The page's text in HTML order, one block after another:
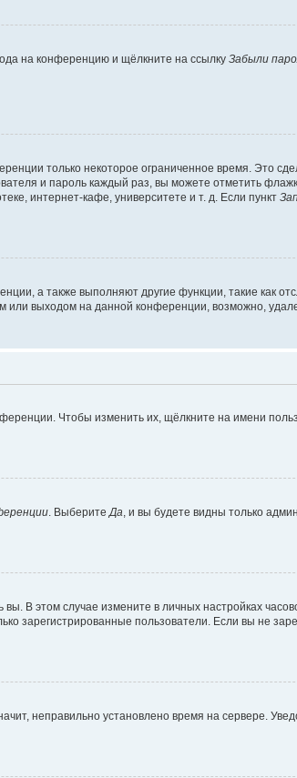
на конференцию и щёлкните на ссылку Забыли
только некоторое ограниченное время. Это
и пароль каждый раз, вы можете отметить
интернет-кафе, университете и т. д. Если пункт
а также выполняют другие функции, такие как
выходом на данной конференции, возможно,
Чтобы изменить их, щёлкните на имени
. Выберите Да , и вы будете видны только
В этом случае измените в личных настройках
зарегистрированные пользователи. Если вы не
неправильно установлено время на сервере.